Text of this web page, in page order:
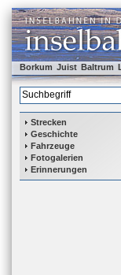
Borkum Juist Baltrum
Strecken
Geschichte
Fahrzeuge
Fotogalerien
Erinnerungen